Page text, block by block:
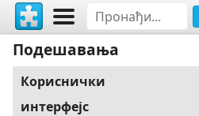
Подешавања
Кориснички
интерфејс